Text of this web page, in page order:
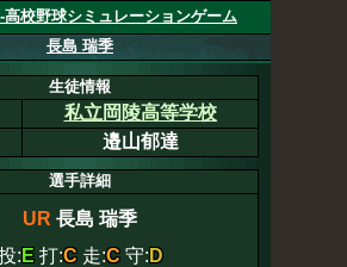
高校野球シミュレーションゲーム
長島 瑞季
生徒情報
私立岡陵高等学校
邉山郁達
選手詳細
UR 長島 瑞季
: E打:C走:C守: D